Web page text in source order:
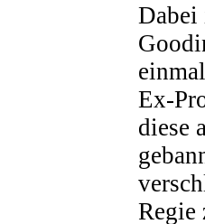
Dabei
Ex-
diese
Regie